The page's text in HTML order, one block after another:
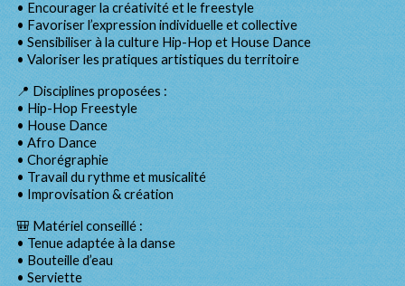
• Encourager la créativité et le freestyle
• Favoriser l’expression individuelle et collective
• Sensibiliser à la culture Hip-Hop et House Dance
• Valoriser les pratiques artistiques du territoire
📍 Disciplines proposées :
• Hip-Hop Freestyle
• House Dance
• Afro Dance
• Chorégraphie
• Travail du rythme et musicalité
• Improvisation & création
🎒 Matériel conseillé :
• Tenue adaptée à la danse
• Bouteille d’eau
• Serviette